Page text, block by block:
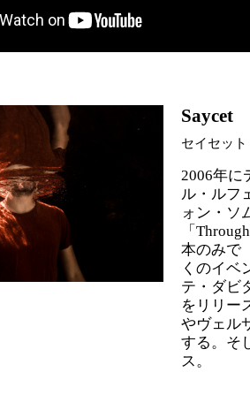
Saycet
セイセット
2006年に
ル・ルフ
ォン・ソ
「
本のみで
くのイベ
テ・ダビ
をリリー
やヴェル
する。そ
ス。